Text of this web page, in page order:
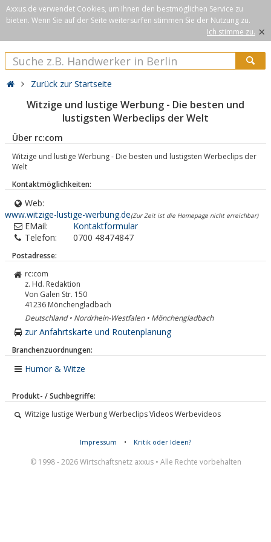
Axxus.de verwendet Cookies, um Ihnen den bestmöglichen Service zu
bieten. Wenn Sie auf der Seite weitersurfen stimmen Sie der Nutzung zu.
Ich stimme zu. ×
Zurück zur Startseite
Witzige und lustige Werbung - Die besten und
lustigsten Werbeclips der Welt
Über rc:com
Witzige und lustige Werbung - Die besten und lustigsten Werbeclips der
Welt
Kontaktmöglichkeiten:
Web:
www.witzige-lustige-werbung.de(Zur Zeit ist die Homepage nicht erreichbar)
EMail:
Kontaktformular
Telefon:
0700 48474847
Postadresse:
rc:com
z. Hd. Redaktion
Von Galen Str. 150
41236 Mönchengladbach
Deutschland • Nordrhein-Westfalen • Mönchengladbach
zur Anfahrtskarte und Routenplanung
Branchenzuordnungen:
Humor & Witze
Produkt- / Suchbegriffe:
Witzige lustige Werbung Werbeclips Videos Werbevideos
Impressum • Kritik oder Ideen?
© 1998 - 2026 Wirtschaftsnetz axxus • Alle Rechte vorbehalten